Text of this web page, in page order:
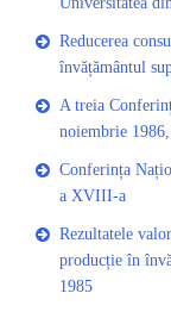
Reducerea
învățământul
A treia
noiembrie
Conferința
a XVIII-a
Rezultatele
producție în
1985